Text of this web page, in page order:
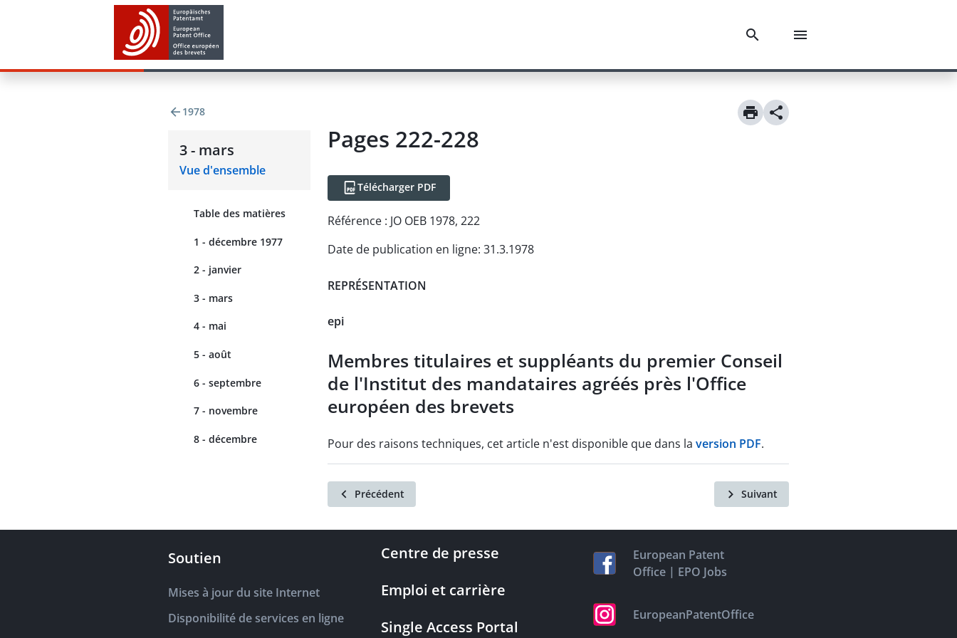
1978
3 - mars
Vue d'ensemble
Table des matières
1 - décembre 1977
2 - janvier
3 - mars
4 - mai
5 - août
6 - septembre
7 - novembre
8 - décembre
Pages 222-228
Télécharger PDF
Référence : JO OEB 1978, 222
Date de publication en ligne: 31.3.1978
REPRÉSENTATION
epi
Membres titulaires et suppléants du premier Conseil
de l'Institut des mandataires agréés près l'Office
européen des brevets
Pour des raisons techniques, cet article n'est disponible que dans la version PDF.
Précédent Suivant
Soutien
Mises à jour du site Internet
Disponibilité de services en ligne
Centre de presse
Emploi et carrière
Single Access Portal
European Patent
Office | EPO Jobs
EuropeanPatentOffice